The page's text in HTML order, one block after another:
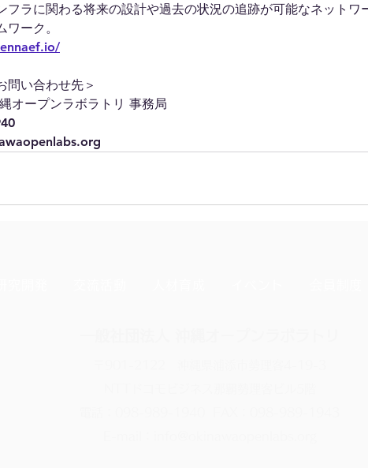
フラに関わる将来の設計や過去の状況の追跡が可能なネットワ
ーク。
問い合わせ先＞
オープンラボラトリ 事務局